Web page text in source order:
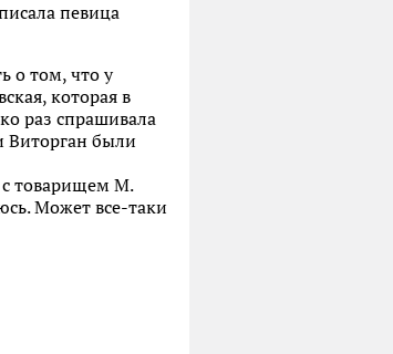
певица
о том, что у
которая в
раз спрашивала
Виторган были
с товарищем М.
Может все-таки